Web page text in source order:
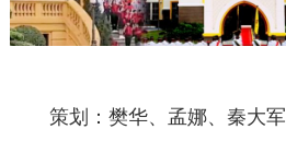
策划：樊华、孟娜、秦大军